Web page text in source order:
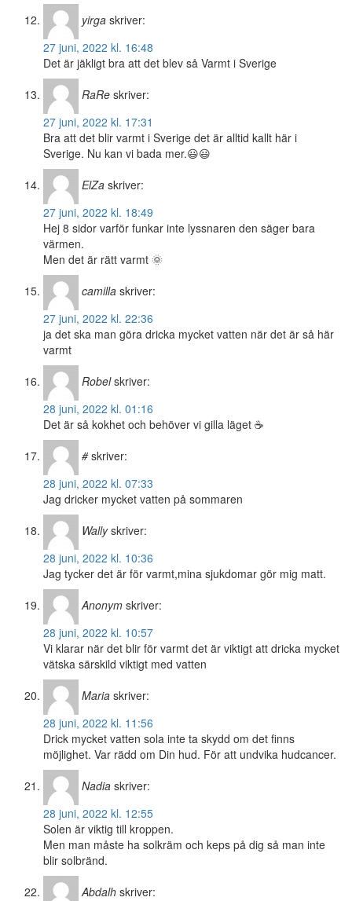
yirga skriver:
27 juni, 2022 kl. 16:48
Det är jäkligt bra att det blev så Varmt i Sverige
RaRe skriver:
27 juni, 2022 kl. 17:31
Bra att det blir varmt i Sverige det är alltid kallt här i
Sverige. Nu kan vi bada mer.😃😃
ElZa skriver:
27 juni, 2022 kl. 18:49
Hej 8 sidor varför funkar inte lyssnaren den säger bara
värmen.
Men det är rätt varmt 🌞
camilla skriver:
27 juni, 2022 kl. 22:36
ja det ska man göra dricka mycket vatten när det är så här
varmt
Robel skriver:
28 juni, 2022 kl. 01:16
Det är så kokhet och behöver vi gilla läget ☕️
# skriver:
28 juni, 2022 kl. 07:33
Jag dricker mycket vatten på sommaren
Wally skriver:
28 juni, 2022 kl. 10:36
Jag tycker det är för varmt,mina sjukdomar gör mig matt.
Anonym skriver:
28 juni, 2022 kl. 10:57
Vi klarar när det blir för varmt det är viktigt att dricka mycket
vätska särskild viktigt med vatten
Maria skriver:
28 juni, 2022 kl. 11:56
Drick mycket vatten sola inte ta skydd om det finns
möjlighet. Var rädd om Din hud. För att undvika hudcancer.
Nadia skriver:
28 juni, 2022 kl. 12:55
Solen är viktig till kroppen.
Men man måste ha solkräm och keps på dig så man inte
blir solbränd.
Abdalh skriver: